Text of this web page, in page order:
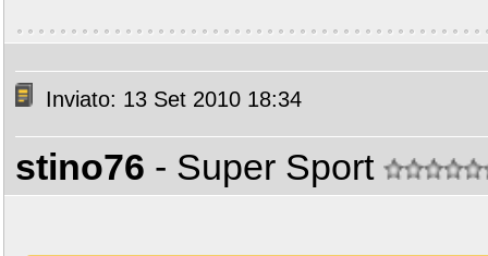
Inviato: 13 Set 2010 18:34
stino76 - Super Sport